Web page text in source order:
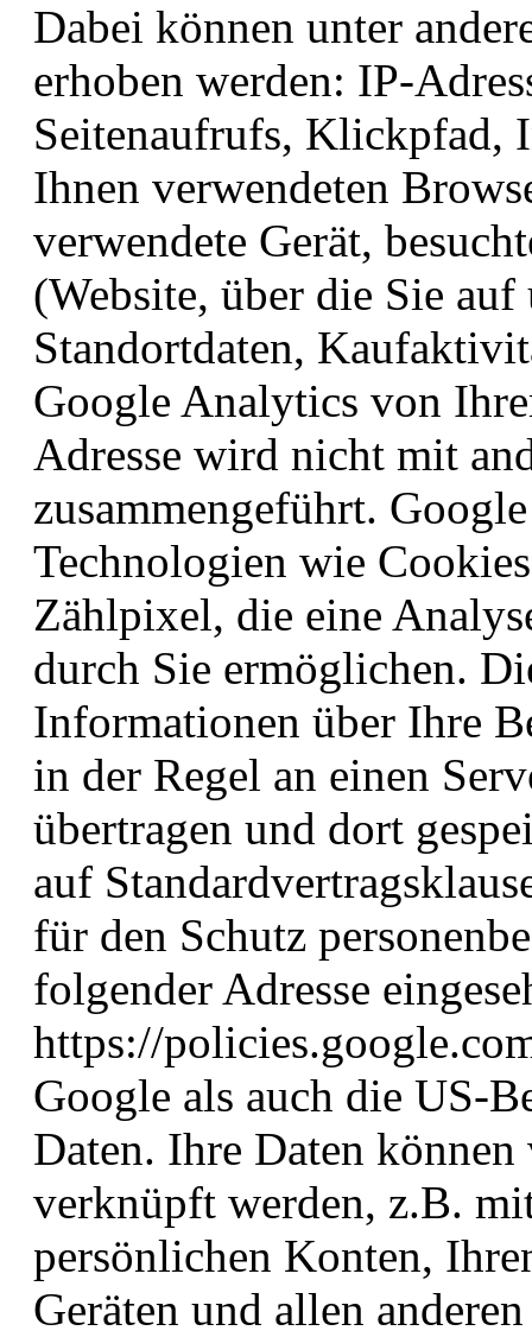
Dabei können unter
erhoben werden: IP-
Seitenaufrufs, Klickpfad,
Ihnen verwendeten
verwendete Gerät,
(Website, über die Sie
Standortdaten,
Google Analytics von
Adresse wird nicht mit
zusammengeführt.
Technologien wie
Zählpixel, die eine
durch Sie ermöglichen.
Informationen über Ihre
in der Regel an einen
übertragen und dort
auf
für den Schutz
folgender Adresse
https://
Google als auch die US-
Daten. Ihre Daten
verknüpft werden, z.B.
persönlichen Konten,
Geräten und allen